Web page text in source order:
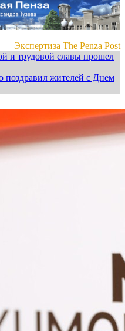
Экспертиза The Penza Post
и трудовой славы прошел
поздравил жителей с Днем